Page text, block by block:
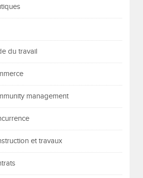
du travail
management
et travaux